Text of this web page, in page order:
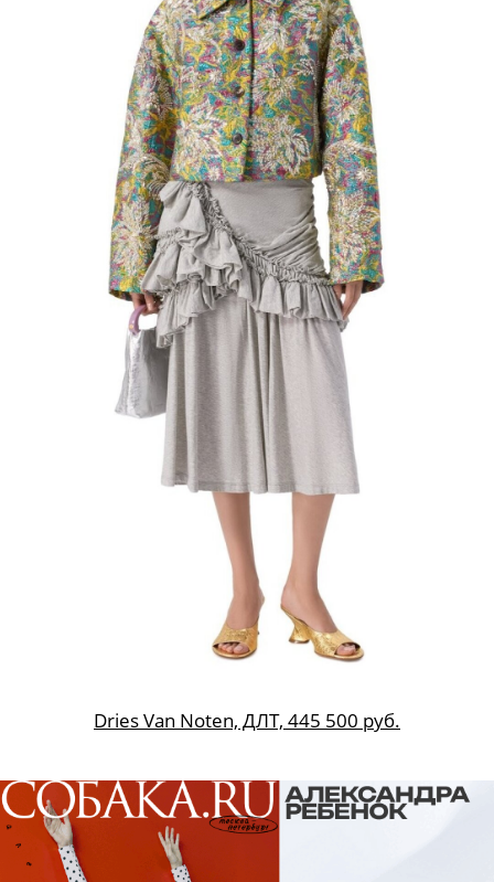
Dries Van Noten, ДЛТ, 445 500 руб.